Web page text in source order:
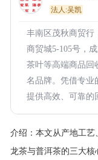
法人:吴凯
丰南区茂秋商贸行
商贸城5-105号，
茶叶等高端商品回
名品牌。凭借专业
提供高效、可靠的
介绍： 本文从产地工艺
龙茶与普洱茶的三大